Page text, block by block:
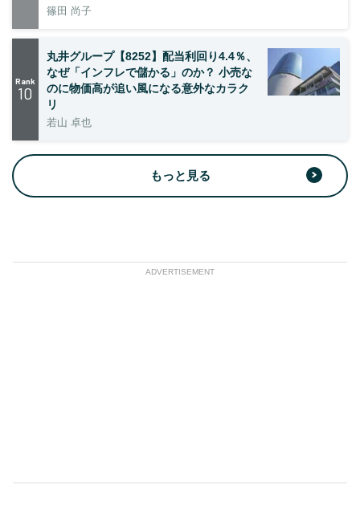
篠田 尚子
Rank
10
丸井グループ【8252】配当利回り4.4％、
なぜ「インフレで儲かる」のか？ 小売な
のに物価高が追い風になる意外なカラク
リ
若山 卓也
もっと見る
ADVERTISEMENT